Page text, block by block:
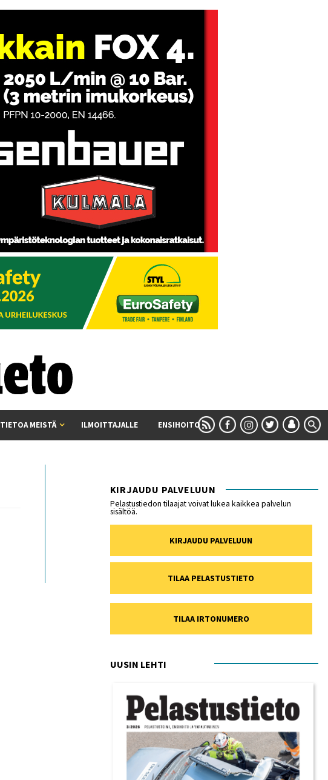
TIETOA MEISTÄ ILMOITTAJALLE ENSIHOITO
KIRJAUDU PALVELUUN
Pelastustiedon tilaajat voivat lukea kaikkea palvelun
sisältöä.
KIRJAUDU PALVELUUN
TILAA PELASTUSTIETO
TILAA IRTONUMERO
UUSIN LEHTI